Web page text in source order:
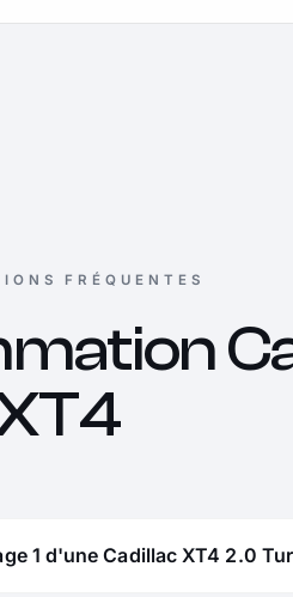
FRÉQUENTES
1 d'une Cadillac XT4 2.0